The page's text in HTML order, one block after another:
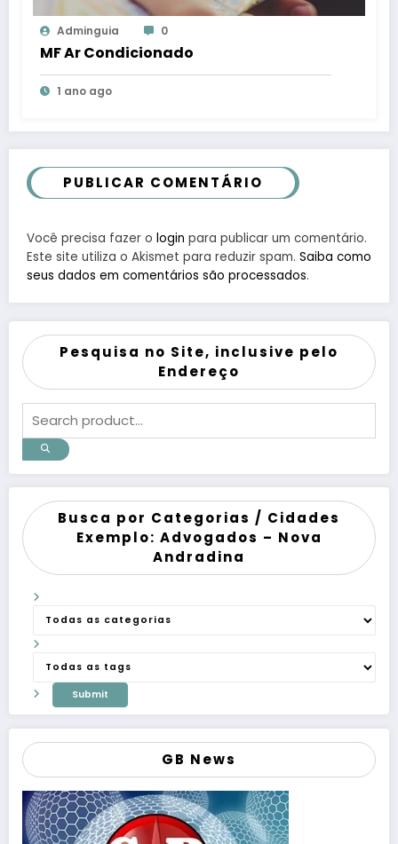
Pesquisa no Site, inclusive pelo
Endereço
Busca por Categorias / Cidades
Exemplo: Advogados – Nova
Andradina
Adminguia 0
MF Ar Condicionado
1 ano ago
PUBLICAR COMENTÁRIO
Você precisa fazer o login para publicar um comentário.
Este site utiliza o Akismet para reduzir spam. Saiba como
seus dados em comentários são processados.
GB News